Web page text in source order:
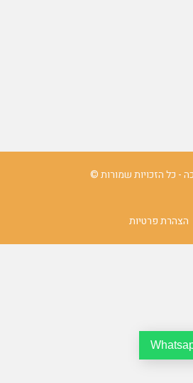
- כל הזכויות שמורות ©
הצהרת פרטיות